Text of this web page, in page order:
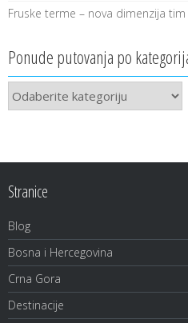
Fruske terme – nova dimenzija
Ponude putovanja po
Ponude
putovanja
Stranice
Blog
Bosna i Hercegovina
Crna Gora
Destinacije